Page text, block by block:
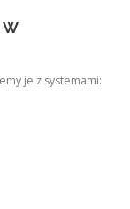
je z systemami: